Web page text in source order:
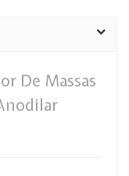
De Massas